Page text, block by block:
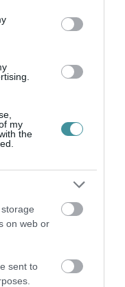
my
the
on web or
sent to
Gárdonyi
az egri
Benedek
után a következő
István
nyitvatartással és
várja az
4-én 14.30-tól